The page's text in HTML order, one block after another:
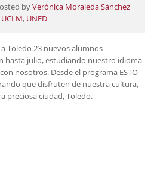
byVerónica Moraleda Sánchez
UCLM, UNED
Toledo 23 nuevos alumnos
hasta julio, estudiando nuestro idioma
nosotros. Desde el programa ESTO
que disfruten de nuestra cultura,
preciosa ciudad, Toledo.